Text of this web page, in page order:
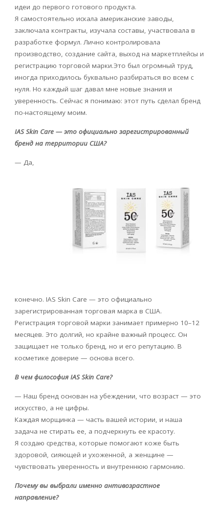
идеи до первого готового продукта.
Я самостоятельно искала американские заводы,
заключала контракты, изучала составы, участвовала в
разработке формул. Лично контролировала
производство, создание сайта, выход на маркетплейсы и
регистрацию торговой марки.Это был огромный труд,
иногда приходилось буквально разбираться во всем с
нуля. Но каждый шаг давал мне новые знания и
уверенность. Сейчас я понимаю: этот путь сделал бренд
по-настоящему моим.
IAS Skin Care — это официально зарегистрированный
бренд на территории США?
— Да,
конечно. IAS Skin Care — это официально
зарегистрированная торговая марка в США.
Регистрация торговой марки занимает примерно 10–12
месяцев. Это долгий, но крайне важный процесс. Он
защищает не только бренд, но и его репутацию. В
косметике доверие — основа всего.
В чем философия IAS Skin Care?
— Наш бренд основан на убеждении, что возраст — это
искусство, а не цифры.
Каждая морщинка — часть вашей истории, и наша
задача не стирать ее, а подчеркнуть ее красоту.
Я создаю средства, которые помогают коже быть
здоровой, сияющей и ухоженной, а женщине —
чувствовать уверенность и внутреннюю гармонию.
Почему вы выбрали именно антивозрастное
направление?